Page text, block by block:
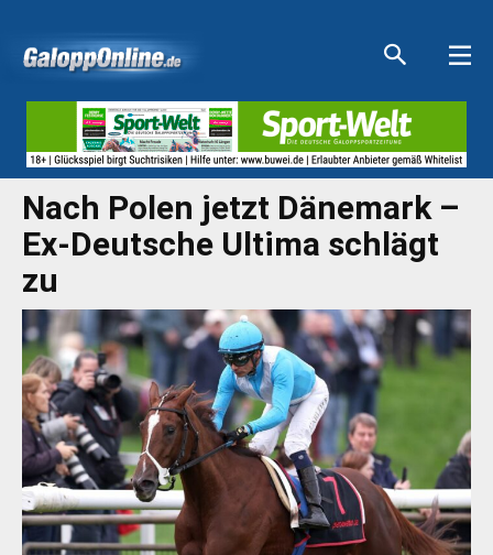
Nach Polen jetzt Dänemark –
Ex-Deutsche Ultima schlägt
zu